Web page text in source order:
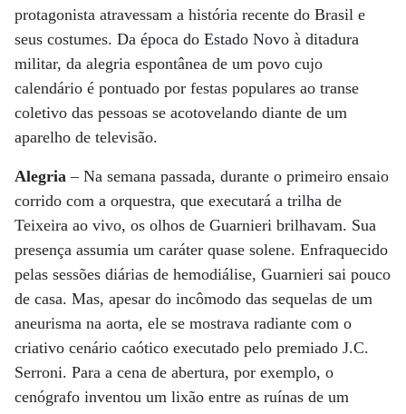
protagonista atravessam a história recente do Brasil e
seus costumes. Da época do Estado Novo à ditadura
militar, da alegria espontânea de um povo cujo
calendário é pontuado por festas populares ao transe
coletivo das pessoas se acotovelando diante de um
aparelho de televisão.
Alegria – Na semana passada, durante o primeiro ensaio
corrido com a orquestra, que executará a trilha de
Teixeira ao vivo, os olhos de Guarnieri brilhavam. Sua
presença assumia um caráter quase solene. Enfraquecido
pelas sessões diárias de hemodiálise, Guarnieri sai pouco
de casa. Mas, apesar do incômodo das sequelas de um
aneurisma na aorta, ele se mostrava radiante com o
criativo cenário caótico executado pelo premiado J.C.
Serroni. Para a cena de abertura, por exemplo, o
cenógrafo inventou um lixão entre as ruínas de um